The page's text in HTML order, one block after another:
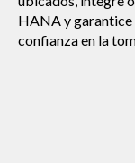
HANA y garantice
confianza en la